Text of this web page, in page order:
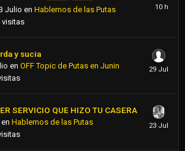
Julio en Hablemos de las Putas
visitas
y sucia
en OFF Topic de Putas en Junin
SERVICIO QUE HIZO TU CASERA
en Hablemos de las Putas